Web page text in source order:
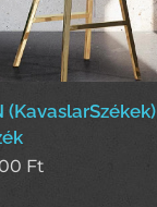
(KavaslarSzékek)
Ft